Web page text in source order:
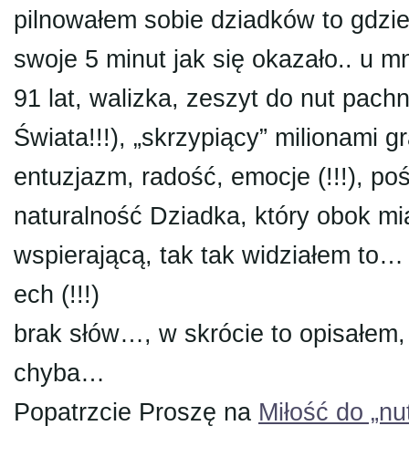
pilnowałem sobie dziadków to
swoje 5 minut jak się okazało.. u
91 lat, walizka, zeszyt do nut
Świata!!!), „skrzypiący” milionami
entuzjazm, radość, emocje (!!!),
naturalność Dziadka, który obok
wspierającą, tak tak widziałem
ech (!!!)
brak słów…, w skrócie to
chyba…
Popatrzcie Proszę na Miłość do